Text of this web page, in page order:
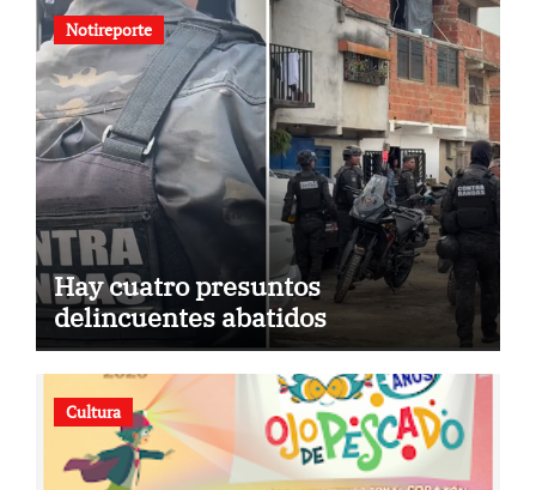
Notireporte
Hay cuatro presuntos
delincuentes abatidos
Cultura